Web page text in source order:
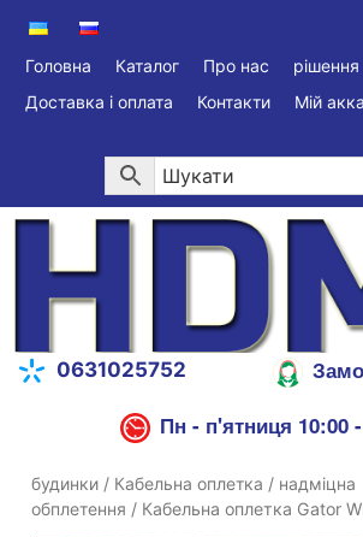
Головна Каталог Про нас рішення
Доставка і оплата
Контакти Мій
0631025752
Пн - п'ятниця 10:00
будинки / Кабельна оплетка / надміцна
обплетення / Кабельна оплетка Gator